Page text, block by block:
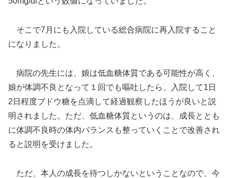
そこで7月にも入院している総合病院に再入院すること
になりました。
病院の先生には、娘は低血糖体質である可能性が高く、
娘が体調不良となって１回でも嘔吐したら、入院して1日
2日程度ブドウ糖を点滴して経過観察したほうが良いと説
明されました。ただ、低血糖体質というのは、成長ととも
に体調不良時の体内バランスも整っていくことで改善され
ると説明を受けました。
ただ、本人の成長を待つしかないということなので、今